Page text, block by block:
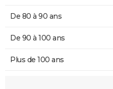
De 80 à 90 ans
De 90 à 100 ans
Plus de 100 ans